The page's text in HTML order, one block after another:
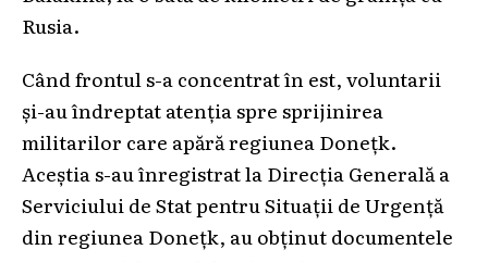
Rusia.
Când frontul s-a concentrat în est, voluntarii
și-au îndreptat atenția spre sprijinirea
militarilor care apără regiunea Donețk.
Aceștia s-au înregistrat la Direcția Generală a
Serviciului de Stat pentru Situații de Urgență
din regiunea Donețk, au obținut documentele